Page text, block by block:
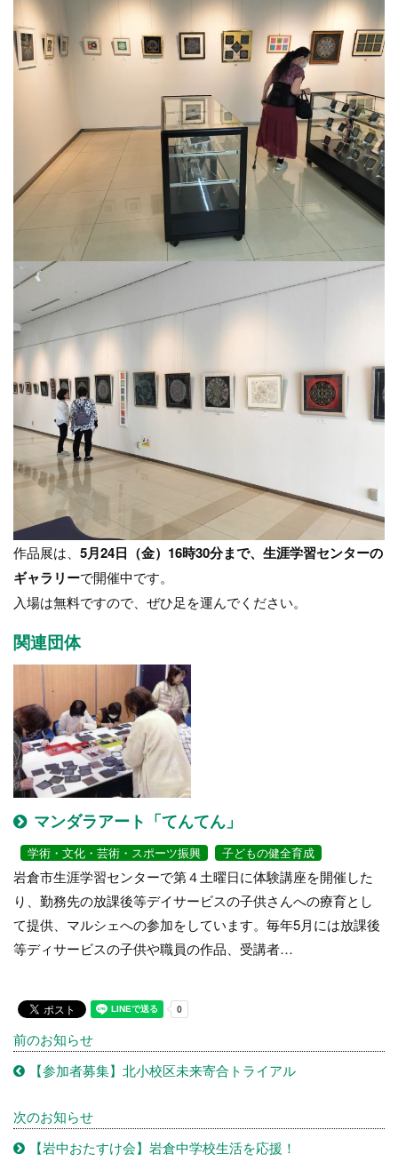
作品展は、 5月24日（金）16時30分まで、生涯学習センターの
ギャラリーで開催中です。
入場は無料ですので、ぜひ足を運んでください。
関連団体
マンダラアート「てんてん」
学術・文化・芸術・スポーツ振興 子どもの健全育成
岩倉市生涯学習センターで第４土曜日に体験講座を開催した
り、勤務先の放課後等デイサービスの子供さんへの療育とし
て提供、マルシェへの参加をしています。毎年5月には放課後
等ディサービスの子供や職員の作品、受講者…
前のお知らせ
【参加者募集】北小校区未来寄合トライアル
次のお知らせ
【岩中おたすけ会】岩倉中学校生活を応援！